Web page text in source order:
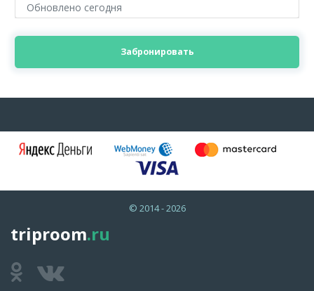
Обновлено сегодня
Забронировать
© 2014 - 2026
triproom.ru